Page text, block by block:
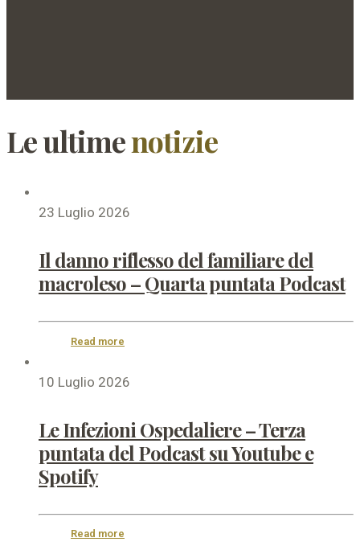
Le ultimenotizie
23 Luglio 2026
Il danno riflesso del familiare del
macroleso – Quarta puntata Podcast
Read more
10 Luglio 2026
Le Infezioni Ospedaliere – Terza
puntata del Podcast su Youtube e
Spotify
Read more